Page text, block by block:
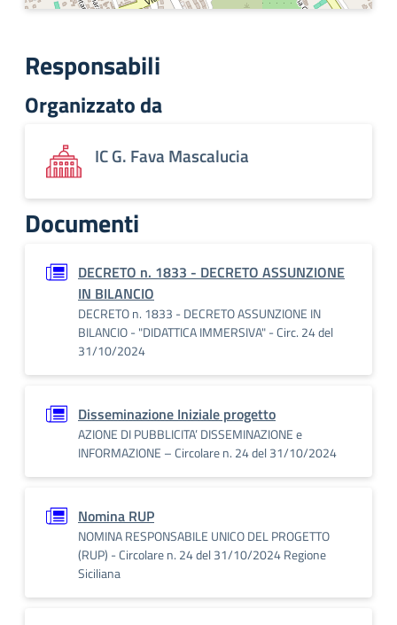
Responsabili
Organizzato da
IC G. Fava Mascalucia
Documenti
DECRETO n. 1833 - DECRETO ASSUNZIONE
IN BILANCIO
DECRETO n. 1833 - DECRETO ASSUNZIONE IN
BILANCIO - "DIDATTICA IMMERSIVA" - Circ. 24 del
31/10/2024
Disseminazione Iniziale progetto
AZIONE DI PUBBLICITA’ DISSEMINAZIONE e
INFORMAZIONE – Circolare n. 24 del 31/10/2024
Nomina RUP
NOMINA RESPONSABILE UNICO DEL PROGETTO
(RUP) - Circolare n. 24 del 31/10/2024 Regione
Siciliana